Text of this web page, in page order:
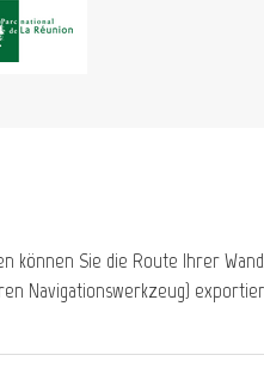
können Sie die Route Ihrer
Navigationswerkzeug)